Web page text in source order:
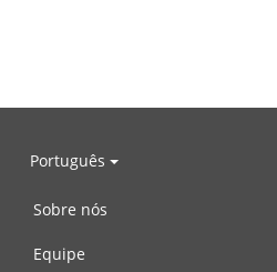
Português
Sobre nós
Equipe